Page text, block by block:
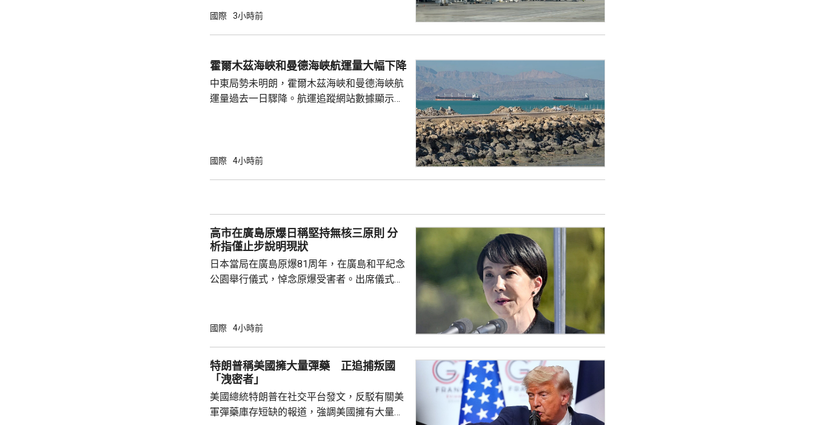
政策要求和當地法律規定，簽訂正規勞務合
和高薪誘惑，輕易跳槽。 使館呼籲，要特別關
注以色列方面對「打黑工」行為，正採取越來
越嚴厲的清理整頓和打擊，凡被查處者均會...
國際 3小時前
霍爾木茲海峽和曼德海峽航運量大幅下降
中東局勢未明朗，霍爾木茲海峽和曼德海峽航
運量過去一日驟降。航運追蹤網站數據顯示，
的20艘。 報道指，伊朗戰事2月開始前，每日
國際 4小時前
高市在廣島原爆日稱堅持無核三原則 分
析指僅止步說明現狀
日本當局在廣島原爆81周年，在廣島和平紀念
公園舉行儀式，悼念原爆受害者。出席儀式的
懈努力的使命，強調將繼續堅持「無核三原
述指明未來方向，但高市今次僅止步於現狀說
明，可能反映高市一貫主張修改無核三原則的
意向。 高市在就任首相前就一直主張修改...
國際 4小時前
特朗普稱美國擁大量彈藥 正追捕叛國
「洩密者」
美國總統特朗普在社交平台發文，反駁有關美
軍彈藥庫存短缺的報道，強調美國擁有大量彈